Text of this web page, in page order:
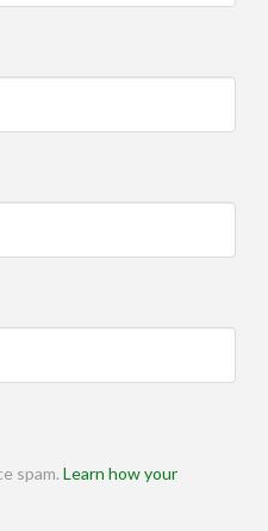
spam. Learn how your